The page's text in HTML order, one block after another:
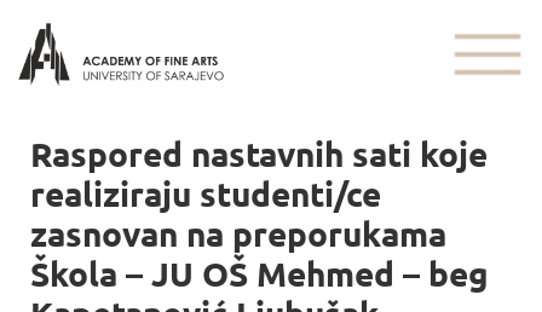
Raspored nastavnih sati koje
realiziraju studenti/ce
zasnovan na preporukama
Škola – JU OŠ Mehmed – beg